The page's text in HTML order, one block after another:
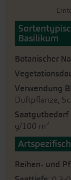
Basilikum
Botanischer
Verwendung
Duftpflanze,
g/100 m²
Reihen- und